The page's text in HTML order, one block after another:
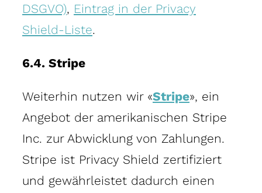
DSGVO), Eintrag in der Privacy
Shield-Liste.
6.4. Stripe
Weiterhin nutzen wir «Stripe», ein
Angebot der amerikanischen Stripe
Inc. zur Abwicklung von Zahlungen.
Stripe ist Privacy Shield zertifiziert
und gewährleistet dadurch einen